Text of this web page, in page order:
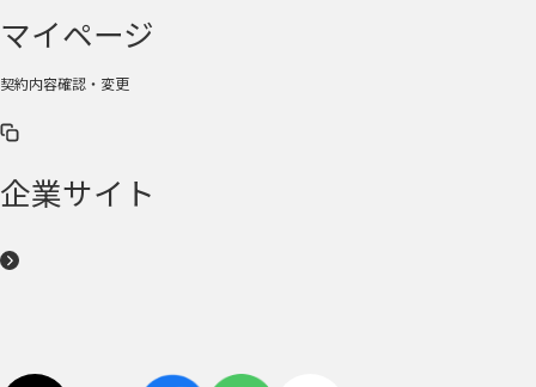
マイページ
契約内容確認・変更
企業サイト